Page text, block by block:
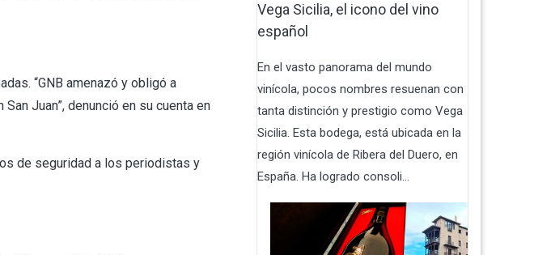
“GNB amenazó y obligó a
Juan”, denunció en su cuenta en
de seguridad a los periodistas y
Vega Sicilia, el icono del vino
español
En el vasto panorama del mundo
vinícola, pocos nombres resuenan con
tanta distinción y prestigio como Vega
Sicilia. Esta bodega, está ubicada en la
región vinícola de Ribera del Duero, en
España. Ha logrado consoli...